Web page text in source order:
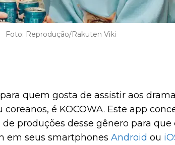
Foto: Reprodução/Rakuten Viki
quem gosta de assistir aos
coreanos, é KOCOWA. Este app
produções desse gênero para que
em seus smartphones Android ou